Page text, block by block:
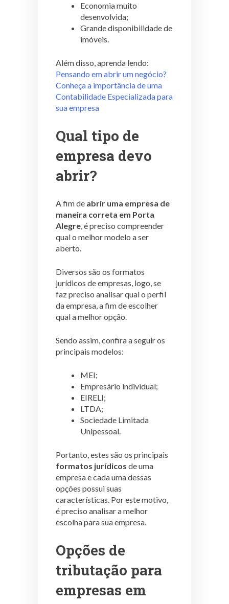
Economia muito
desenvolvida;
Grande disponibilidade de
imóveis.
Além disso, aprenda lendo:
Pensando em abrir um negócio?
Conheça a importância de uma
Contabilidade Especializada para
sua empresa
Qual tipo de
empresa devo
abrir?
A fim de abrir uma empresa de
maneira correta em Porta
Alegre , é preciso compreender
qual o melhor modelo a ser
aberto.
Diversos são os formatos
jurídicos de empresas, logo, se
faz preciso analisar qual o perfil
da empresa, a fim de escolher
qual a melhor opção.
Sendo assim, confira a seguir os
principais modelos:
MEI;
Empresário individual;
EIRELI;
LTDA;
Sociedade Limitada
Unipessoal.
Portanto, estes são os principais
formatos jurídicos de uma
empresa e cada uma dessas
opções possui suas
características. Por este motivo,
é preciso analisar a melhor
escolha para sua empresa.
Opções de
tributação para
empresas em